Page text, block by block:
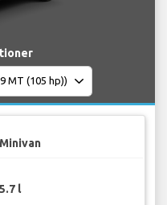
Minivan
5.7 l